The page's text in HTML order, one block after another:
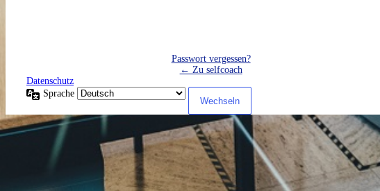
Passwort vergessen?
← Zu selfcoach
Datenschutz
Sprache